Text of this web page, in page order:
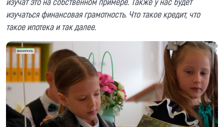
изучаться финансовая грамотность. Что такое кредит, что
такое ипотека и так далее.